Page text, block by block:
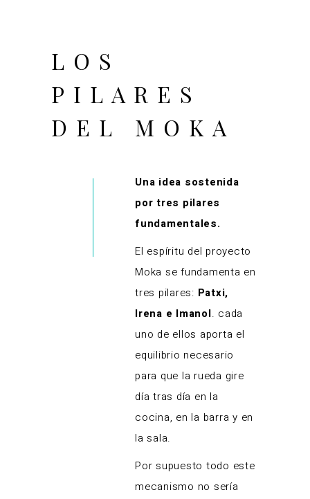
LOS
PILARES
DEL MOKA
Una idea sostenida
por tres pilares
fundamentales.
El espíritu del proyecto
Moka se fundamenta en
tres pilares: Patxi,
Irena e Imanol. cada
uno de ellos aporta el
equilibrio necesario
para que la rueda gire
día tras día en la
cocina, en la barra y en
la sala.
Por supuesto todo este
mecanismo no sería